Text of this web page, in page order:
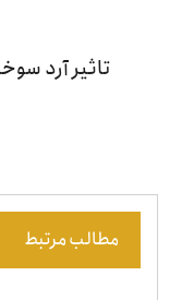
تاثیر آرد
مطالب مرتبط